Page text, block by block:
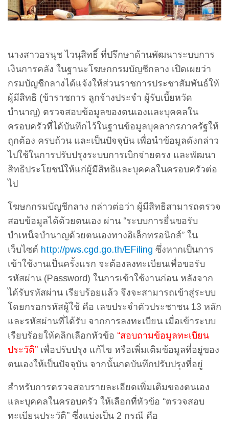
นางสาวอรนุช ไวนุสิทธิ์ ที่ปรึกษาด้านพัฒนาระบบการ
เงินการคลัง ในฐานะโฆษกกรมบัญชีกลาง เปิดเผยว่า
กรมบัญชีกลางได้แจ้งให้ส่วนราชการประชาสัมพันธ์ให้
ผู้มีสิทธิ (ข้าราชการ ลูกจ้างประจำ ผู้รับเบี้ยหวัด
บำนาญ) ตรวจสอบข้อมูลของตนเองและบุคคลใน
ครอบครัวที่ได้บันทึกไว้ในฐานข้อมูลบุคลากรภาครัฐให้
ถูกต้อง ครบถ้วน และเป็นปัจจุบัน เพื่อนำข้อมูลดังกล่าว
ไปใช้ในการปรับปรุงระบบการเบิกจ่ายตรง และพัฒนา
สิทธิประโยชน์ให้แก่ผู้มีสิทธิและบุคคลในครอบครัวต่อ
ไป
โฆษกกรมบัญชีกลาง กล่าวต่อว่า ผู้มีสิทธิสามารถตรวจ
สอบข้อมูลได้ด้วยตนเอง ผ่าน “ระบบการยื่นขอรับ
บำเหน็จบำนาญด้วยตนเองทางอิเล็กทรอนิกส์” ใน
เว็บไซต์ http://pws.cgd.go.th/EFiling ซึ่งหากเป็นการ
เข้าใช้งานเป็นครั้งแรก จะต้องลงทะเบียนเพื่อขอรับ
รหัสผ่าน (Password) ในการเข้าใช้งานก่อน หลังจาก
ได้รับรหัสผ่าน เรียบร้อยแล้ว จึงจะสามารถเข้าสู่ระบบ
โดยกรอกรหัสผู้ใช้ คือ เลขประจำตัวประชาชน 13 หลัก
และรหัสผ่านที่ได้รับ จากการลงทะเบียน เมื่อเข้าระบบ
เรียบร้อยให้คลิกเลือกหัวข้อ “สอบถามข้อมูลทะเบียน
ประวัติ” เพื่อปรับปรุง แก้ไข หรือเพิ่มเติมข้อมูลที่อยู่ของ
ตนเองให้เป็นปัจจุบัน จากนั้นกดบันทึกปรับปรุงที่อยู่
สำหรับการตรวจสอบรายละเอียดเพิ่มเติมของตนเอง
และบุคคลในครอบครัว ให้เลือกที่หัวข้อ “ตรวจสอบ
ทะเบียนประวัติ” ซึ่งแบ่งเป็น 2 กรณี คือ